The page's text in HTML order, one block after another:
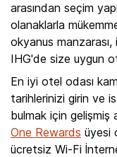
arasından seçim
olanaklarla
okyanus
IHG'de size uygun
En iyi otel odası
tarihlerinizi girin ve
bulmak için gelişmiş
One Rewards üyesi
ücretsiz Wi-Fi